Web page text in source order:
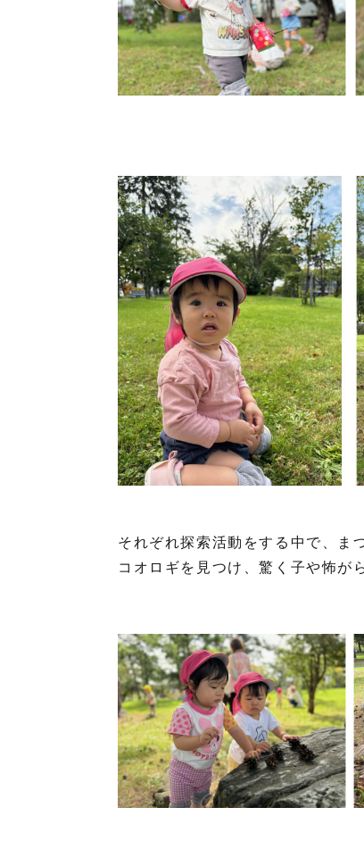
それぞれ探索活動をする中で、ま
コオロギを見つけ、驚く子や怖が